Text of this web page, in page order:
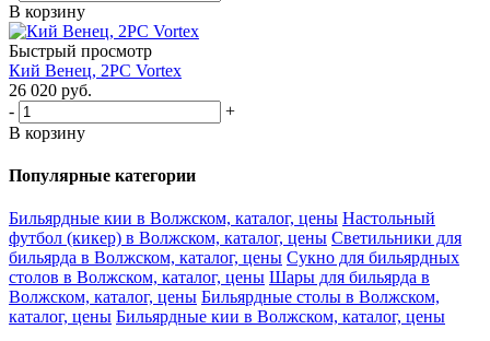
В корзину
Быстрый просмотр
Кий Венец, 2РС Vortex
26 020 руб.
-
+
В корзину
Популярные категории
Бильярдные кии в Волжском, каталог, цены Настольный
футбол (кикер) в Волжском, каталог, цены Светильники для
бильярда в Волжском, каталог, цены Сукно для бильярдных
столов в Волжском, каталог, цены Шары для бильярда в
Волжском, каталог, цены Бильярдные столы в Волжском,
каталог, цены Бильярдные кии в Волжском, каталог, цены